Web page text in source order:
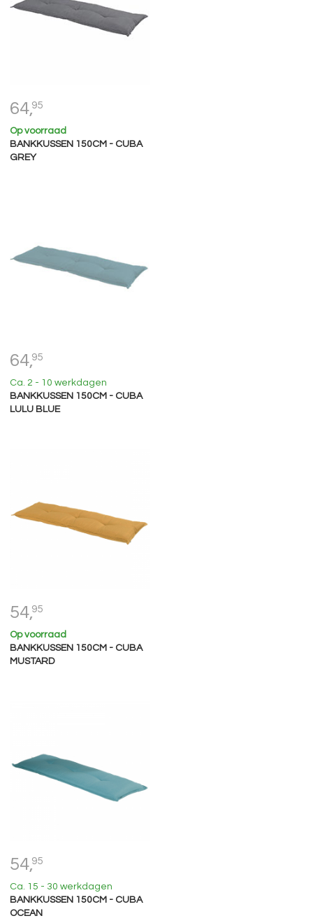
64,95
Op voorraad
BANKKUSSEN 150CM - CUBA
GREY
64,95
Ca. 2 - 10 werkdagen
BANKKUSSEN 150CM - CUBA
LULU BLUE
54,95
Op voorraad
BANKKUSSEN 150CM - CUBA
MUSTARD
54,95
Ca. 15 - 30 werkdagen
BANKKUSSEN 150CM - CUBA
OCEAN